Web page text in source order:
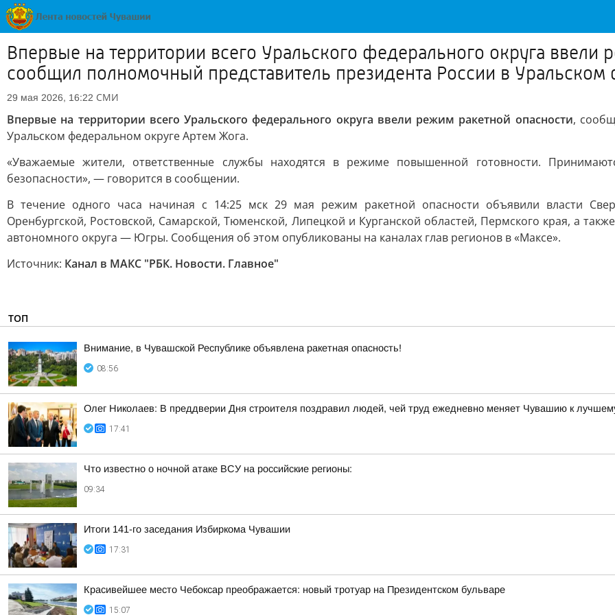
Впервые на территории всего Уральского федерального округа ввели
сообщил полномочный представитель президента России в
29 мая 2026, 16:22 СМИ
Впервые на территории всего Уральского федерального округа ввели режим ракетной опасности,
Уральском федеральном округе Артем Жога.
«Уважаемые жители, ответственные службы находятся в режиме повышенной готовности.
безопасности», — говорится в сообщении.
В течение одного часа начиная с 14:25 мск 29 мая режим ракетной опасности объявили власти
Оренбургской, Ростовской, Самарской, Тюменской, Липецкой и Курганской областей, Пермского края, а
автономного округа — Югры. Сообщения об этом опубликованы на каналах глав регионов в «Максе».
Источник: Канал в МАКС "РБК. Новости. Главное"
ТОП
Внимание, в Чувашской Республике объявлена ракетная опасность!
08:56
Олег Николаев: В преддверии Дня строителя поздравил людей, чей труд ежедневно меняет Чувашию к
17:41
Что известно о ночной атаке ВСУ на российские регионы:
09:34
Итоги 141-го заседания Избиркома Чувашии
17:31
Красивейшее место Чебоксар преображается: новый тротуар на Президентском бульваре
15:07